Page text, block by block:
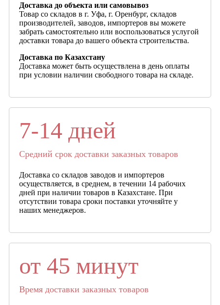
Доставка до объекта или самовывоз
Товар со складов в г. Уфа, г. Оренбург, складов
производителей, заводов, импортеров вы можете
забрать самостоятельно или воспользоваться услугой
доставки товара до вашего объекта строительства.
Доставка по Казахстану
Доставка может быть осуществлена в день оплаты
при условии наличии свободного товара на складе.
7-14 дней
Средний срок доставки заказных товаров
Доставка со складов заводов и импортеров
осуществляется, в среднем, в течении 14 рабочих
дней при наличии товаров в Казахстане. При
отсутствии товара сроки поставки уточняйте у
наших менеджеров.
от 45 минут
Время доставки заказных товаров